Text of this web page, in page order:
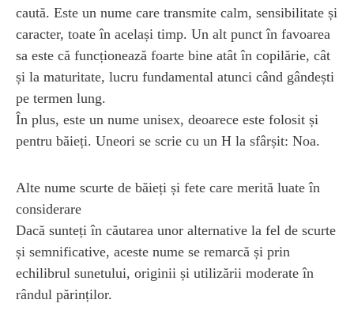
caută. Este un nume care transmite calm, sensibilitate și
caracter, toate în același timp. Un alt punct în favoarea
sa este că funcționează foarte bine atât în ​​copilărie, cât
și la maturitate, lucru fundamental atunci când gândești
pe termen lung.
În plus, este un nume unisex, deoarece este folosit și
pentru băieți. Uneori se scrie cu un H la sfârșit: Noa.
Alte nume scurte de băieți și fete care merită luate în
considerare
Dacă sunteți în căutarea unor alternative la fel de scurte
și semnificative, aceste nume se remarcă și prin
echilibrul sunetului, originii și utilizării moderate în
rândul părinților.